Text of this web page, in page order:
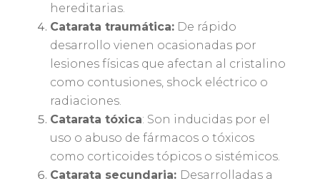
hereditarias.
Catarata traumática: De rápido
desarrollo vienen ocasionadas por
lesiones físicas que afectan al cristalino
como contusiones, shock eléctrico o
radiaciones.
Catarata tóxica: Son inducidas por el
uso o abuso de fármacos o tóxicos
como corticoides tópicos o sistémicos.
Catarata secundaria: Desarrolladas a